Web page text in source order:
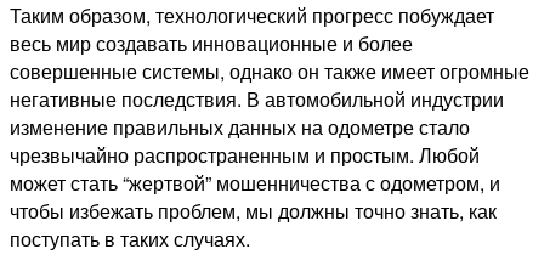
Таким образом, технологический прогресс побуждает
весь мир создавать инновационные и более
совершенные системы, однако он также имеет огромные
негативные последствия. В автомобильной индустрии
изменение правильных данных на одометре стало
чрезвычайно распространенным и простым. Любой
может стать “жертвой” мошенничества с одометром, и
чтобы избежать проблем, мы должны точно знать, как
поступать в таких случаях.